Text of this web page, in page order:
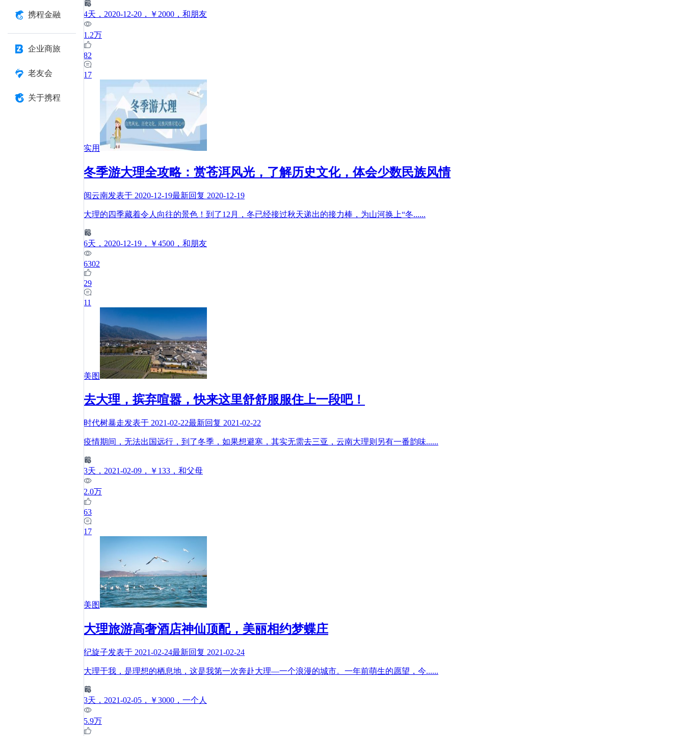
携程金融
企业商旅
老友会
关于携程
4天 ，2020-12-20 ，￥2000 ，和朋友
1.2万
82
17
实用
冬季游大理全攻略：赏苍洱风光，了解历史文化，体会少数民族风情
阅云南发表于 2020-12-19最新回复 2020-12-19
大理的四季藏着令人向往的景色！到了12月，冬已经接过秋天递出的接力棒，为山河换上“冬......
6天 ，2020-12-19 ，￥4500 ，和朋友
6302
29
11
美图
去大理，摈弃喧嚣，快来这里舒舒服服住上一段吧！
时代树暴走发表于 2021-02-22最新回复 2021-02-22
疫情期间，无法出国远行，到了冬季，如果想避寒，其实无需去三亚，云南大理则另有一番韵味......
3天 ，2021-02-09 ，￥133 ，和父母
2.0万
63
17
美图
大理旅游高奢酒店神仙顶配，美丽相约梦蝶庄
纪旋子发表于 2021-02-24最新回复 2021-02-24
大理于我，是理想的栖息地，这是我第一次奔赴大理—一个浪漫的城市。一年前萌生的愿望，今......
3天 ，2021-02-05 ，￥3000 ，一个人
5.9万